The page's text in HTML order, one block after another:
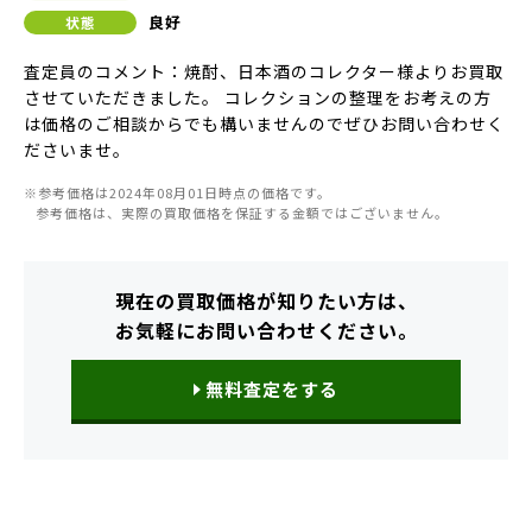
状態 良好
査定員のコメント：焼酎、日本酒のコレクター様よりお買取
させていただきました。 コレクションの整理をお考えの方
は価格のご相談からでも構いませんのでぜひお問い合わせく
ださいませ。
※参考価格は2024年08月01日時点の価格です。
参考価格は、実際の買取価格を保証する金額ではございません。
現在の買取価格が知りたい方は、
お気軽にお問い合わせください。
無料査定をする